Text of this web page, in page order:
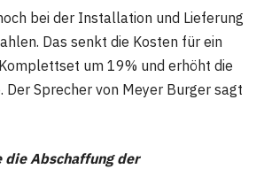
bei der Installation und Lieferung
Das senkt die Kosten für ein
um 19% und erhöht die
Der Sprecher von Meyer Burger sagt
die Abschaffung der